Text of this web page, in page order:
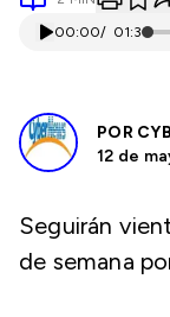
00:00/ 01:31
POR
12 de
Seguirán
de semana